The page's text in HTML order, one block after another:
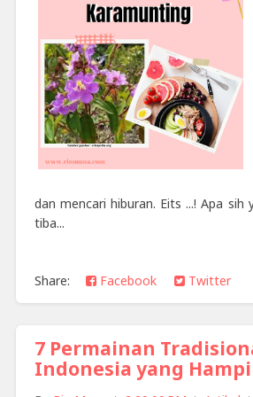
dan mencari hiburan. Eits ...! Apa sih
tiba...
Share:
Facebook Twitter
7 Permainan
Indonesia yang